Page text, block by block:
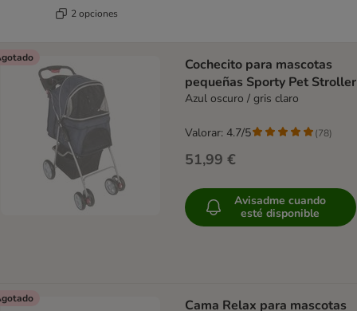
2 opciones
Cochecito para mascotas
pequeñas Sporty Pet Stroller
Azul oscuro / gris claro
51,99 €
Valorar: 4.7/5 (78)
Avisadme cuando
esté disponible
Cama Relax para mascotas